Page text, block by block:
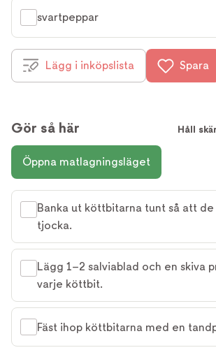
svartpeppar
Lägg i inköpslista Spara
Gör så här Håll
Öppna matlagningsläget
Banka ut köttbitarna tunt så att de
tjocka.
Lägg 1–2 salviablad och en skiva
varje köttbit.
Fäst ihop köttbitarna med en